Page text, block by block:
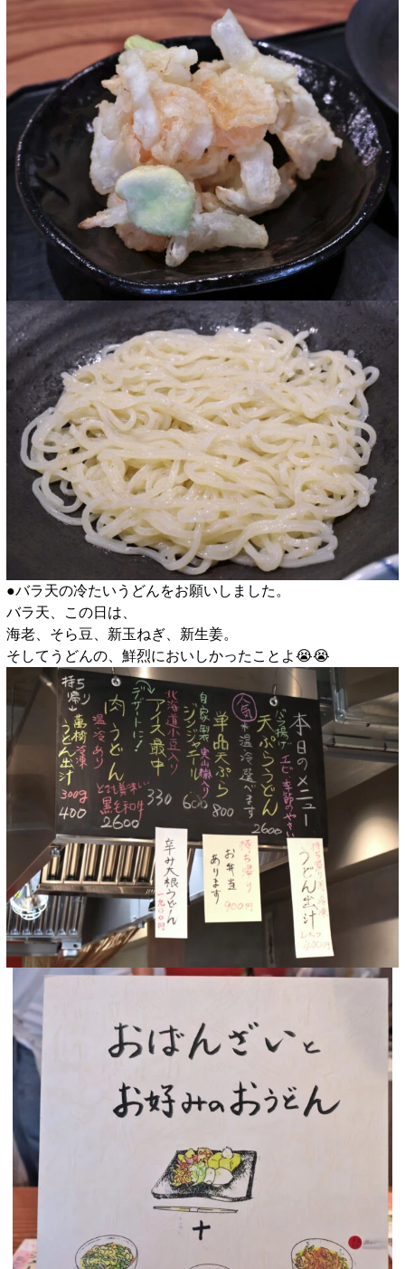
●バラ天の冷たいうどんをお願いしました。
バラ天、この日は、
海老、そら豆、新玉ねぎ、新生姜。
そしてうどんの、鮮烈においしかったことよ😭😭